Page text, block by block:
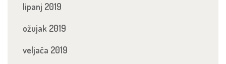
lipanj 2019
ožujak 2019
veljača 2019